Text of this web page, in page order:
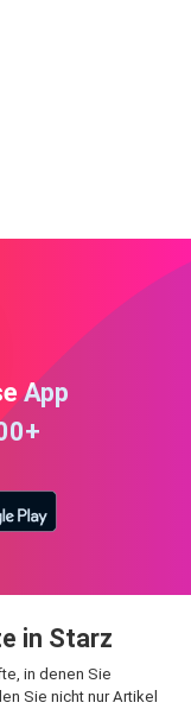
App
in Starz
in denen Sie
Sie nicht nur Artikel